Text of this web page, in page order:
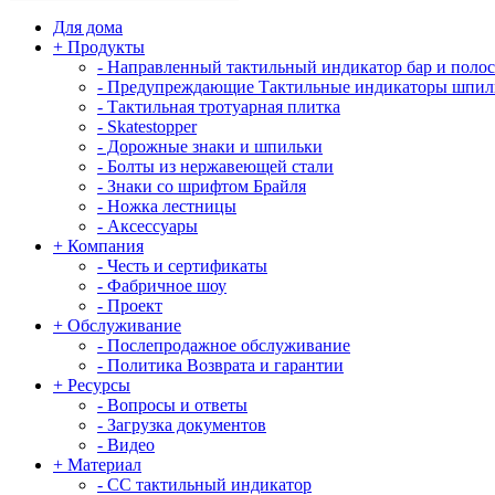
Для дома
+ Продукты
- Направленный тактильный индикатор бар и
- Предупреждающие Тактильные индикаторы
- Тактильная тротуарная плитка
- Skatestopper
- Дорожные знаки и шпильки
- Болты из нержавеющей стали
- Знаки со шрифтом Брайля
- Ножка лестницы
- Аксессуары
+ Компания
- Честь и сертификаты
- Фабричное шоу
- Проект
+ Обслуживание
- Послепродажное обслуживание
- Политика Возврата и гарантии
+ Ресурсы
- Вопросы и ответы
- Загрузка документов
- Видео
+ Материал
- СС тактильный индикатор